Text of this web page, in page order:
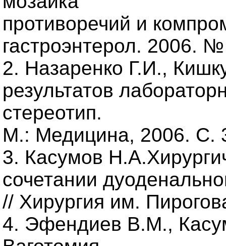
противоречий и
гастроэнтерол. 2006.
2. Назаренко Г.И.,
результатов
стереотип.
М.: Медицина, 2006. С.
3. Касумов
сочетании
// Хирургия им.
4. Эфендиев В.М.,